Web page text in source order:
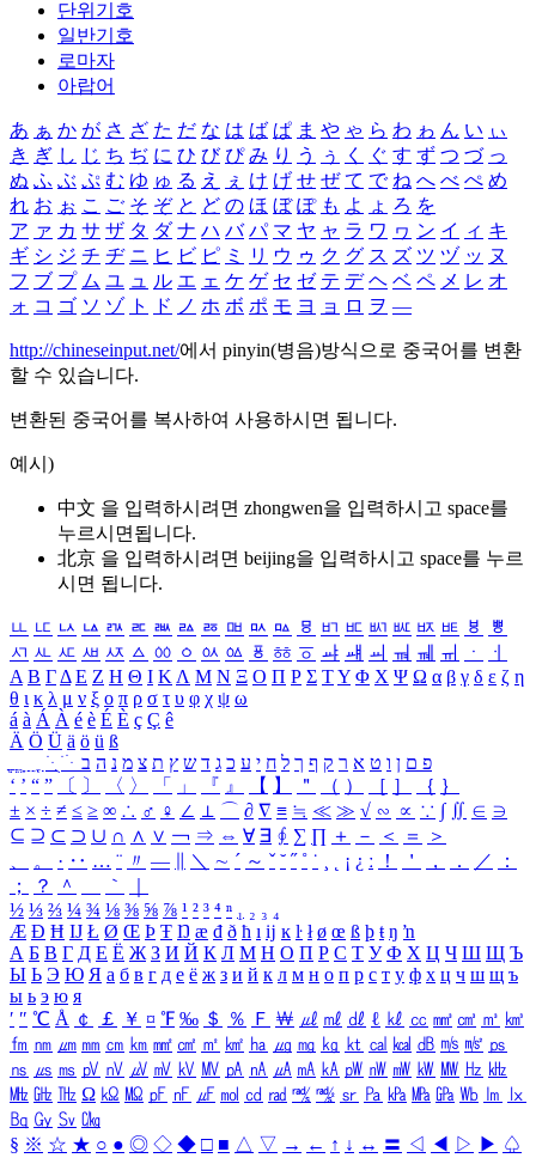
단위기호
일반기호
로마자
아랍어
あ ぁ か が さ ざ た だ な は ば ぱ ま や ゃ ら わ ゎ ん い ぃ
き ぎ し じ ち ぢ に ひ び ぴ み り う ぅ く ぐ す ず つ づ っ
ぬ ふ ぶ ぷ む ゆ ゅ る え ぇ け げ せ ぜ て で ね へ べ ぺ め
れ お ぉ こ ご そ ぞ と ど の ほ ぼ ぽ も よ ょ ろ を
ア ァ カ サ ザ タ ダ ナ ハ バ パ マ ヤ ャ ラ ワ ヮ ン イ ィ キ
ギ シ ジ チ ヂ ニ ヒ ビ ピ ミ リ ウ ゥ ク グ ス ズ ツ ヅ ッ ヌ
フ ブ プ ム ユ ュ ル エ ェ ケ ゲ セ ゼ テ デ ヘ ベ ペ メ レ オ
ォ コ ゴ ソ ゾ ト ド ノ ホ ボ ポ モ ヨ ョ ロ ヲ ―
http://chineseinput.net/에서 pinyin(병음)방식으로 중국어를 변환
할 수 있습니다.
변환된 중국어를 복사하여 사용하시면 됩니다.
예시)
中文 을 입력하시려면 zhongwen을 입력하시고 space를
누르시면됩니다.
北京 을 입력하시려면 beijing을 입력하시고 space를 누르
시면 됩니다.
ㅥ ㅦ ㅧ ㅨ ㅩ ㅪ ㅫ ㅬ ㅭ ㅮ ㅯ ㅰ ㅱ ㅲ ㅳ ㅴ ㅵ ㅶ ㅷ ㅸ
ㅹ
ㅺ ㅻ ㅼ ㅽ ㅾ ㅿ ㆀ ㆁ ㆂ ㆃ ㆄ ㆅ ㆆ ㆇ ㆈ ㆉ ㆊ ㆋ ㆌ ㆍ
ㆎ
Α Β ΓΔ Ε Ζ Η Θ Ι ΚΛ Μ Ν Ξ Ο Π Ρ Σ ΤΥ Φ Χ Ψ Ω α β γ δ ε ζ η
θ ι κ λ μ ν ξ ο π ρ σ τ υ φ χ ψ ω
á à Á À é è É È ç Ç ê
Ä Ö Ü ä ö ü ß
ִֶֹ ֻּ ׁׂ פ ם ן ו ט א ר ק ף ך ל ח י ע כ ג ד ש ץ ת צ מ נ ה ב
‘ ’ “ ” 〔 〕 〈 〉 「 」 『 』 【 】 ＂ （ ） ［ ］ ｛ ｝
± × ÷ ≠ ≤ ≥ ∞ ∴ ♂ ♀ ∠ ⊥ ⌒ ∂ ∇ ≡ ≒ ≪ ≫ √ ∽ ∝ ∵ ∫ ∬ ∈ ∋
⊆ ⊇ ⊂ ⊃ ∪ ∩ ∧ ∨ ￢ ⇒ ⇔ ∀ ∃ ∮ ∑ ∏ ＋ － ＜ ＝
＞
、
。 · ‥ … ¨ 〃 ― ＼ ∼ ´ ～ ˇ ˘ ˝ ˚ ˙ ¸ ¡ ¿ ː ！ ＇ ， ． ／
：
；
？ ＾ ｀
½ ⅓ ⅔ ¼ ¾ ⅛ ⅜ ⅝ ⅞ ¹ ² ³ ⁴ ⁿ ₁ ₂ ₃ ₄
Æ Ð Ħ Ĳ Ł Ø Œ Þ Ŧ Ŋ æ đ ð ħ ı ĳ ĸ ŀ ł ø œ ß þ ŧ ŋ ŉ
А Б В Г Д Е Ё Ж З И Й К Л М Н О П Р С Т У Ф Х Ц Ч Ш Щ Ъ
Ы Ь Э Ю Я а б в г д е ё ж з и й к л м н о п р с т у ф х ц ч ш щ ъ
ы ь э ю я
′ ″ ℃ Å ￠ ￡ ￥ ¤ ℉ ‰ ＄ ％ Ｆ ￦ ㎕ ㎖ ㎗ ℓ ㎘ ㏄ ㎣ ㎤ ㎥ ㎦
㎙ ㎚ ㎛ ㎜ ㎝ ㎞ ㎟ ㎠ ㎡ ㎢ ㏊ ㎍ ㎎ ㎏ ㏏ ㎈ ㎉ ㏈ ㎧ ㎨ ㎰
㎱ ㎲ ㎳ ㎴ ㎵ ㎶ ㎷ ㎸ ㎹ ㎀ ㎁ ㎂ ㎃ ㎄ ㎺ ㎻ ㎽ ㎾ ㎿ ㎐ ㎑
㎒ ㎓ ㎔ Ω ㏀ ㏁ ㎊ ㎋ ㎌ ㏖ ㏅ ㎭ ㎮ ㎯ ㏛ ㎩ ㎪ ㎫ ㎬ ㏝ ㏐
㏓
㏃ ㏉ ㏜ ㏆
§ ※ ☆ ★ ○ ● ◎ ◇ ◆ □ ■ △ ▽ → ← ↑ ↓ ↔ 〓 ◁ ◀ ▷ ▶ ♤